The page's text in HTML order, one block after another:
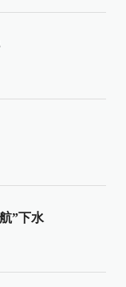
”下水